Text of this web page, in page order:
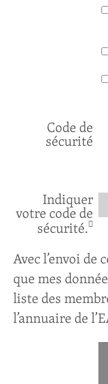
Code de
sécurité
Indiquer
votre code de
sécurité.
Avec l’envoi de
que mes
liste des
l’annuaire de